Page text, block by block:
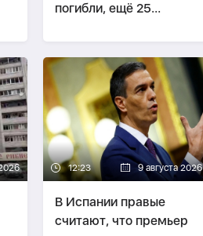
погибли, ещё 25
-ОБНОВЛЕНО
12:23 9 августа 2026
В Испании правые
считают, что премьер